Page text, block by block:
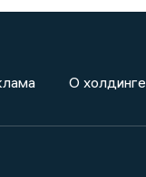
О холдинге